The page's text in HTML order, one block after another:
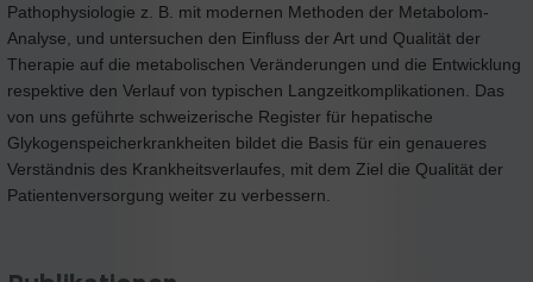
Pathophysiologie z. B. mit modernen Methoden der Metabolom-
Analyse, und untersuchen den Einfluss der Art und Qualität der
Therapie auf die metabolischen Veränderungen und die Entwicklung
respektive den Verlauf von typischen Langzeitkomplikationen. Das
von uns geführte schweizerische Register für hepatische
Glykogenspeicherkrankheiten bildet die Basis für ein genaueres
Verständnis des Krankheitsverlaufes, mit dem Ziel die Qualität der
Patientenversorgung weiter zu verbessern.